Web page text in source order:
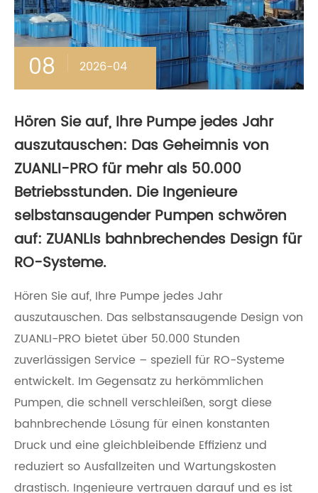
08 2026-04
Hören Sie auf, Ihre Pumpe jedes Jahr
auszutauschen: Das Geheimnis von
ZUANLI-PRO für mehr als 50.000
Betriebsstunden. Die Ingenieure
selbstansaugender Pumpen schwören
auf: ZUANLIs bahnbrechendes Design für
RO-Systeme.
Hören Sie auf, Ihre Pumpe jedes Jahr
auszutauschen. Das selbstansaugende Design von
ZUANLI-PRO bietet über 50.000 Stunden
zuverlässigen Service – speziell für RO-Systeme
entwickelt. Im Gegensatz zu herkömmlichen
Pumpen, die schnell verschleißen, sorgt diese
bahnbrechende Lösung für einen konstanten
Druck und eine gleichbleibende Effizienz und
reduziert so Ausfallzeiten und Wartungskosten
drastisch. Ingenieure vertrauen darauf und es ist